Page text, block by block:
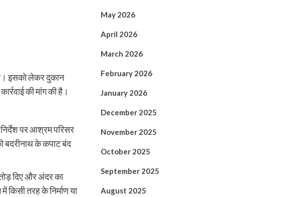
इसको लेकर दुकान
की मांग की है।
पर आश्रम परिसर
बदरीनाथ के कपाट बंद
दिए और अंदर का
किसी तरह के निर्माण या
May 2026
April 2026
March 2026
February 2026
January 2026
December 2025
November 2025
October 2025
September 2025
August 2025